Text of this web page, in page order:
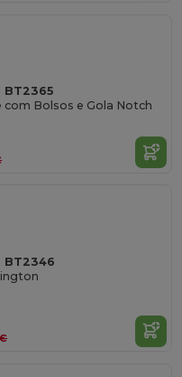
BT2365
Bolsos e Gola Notch
BT2346